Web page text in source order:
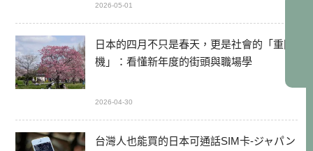
2026-05-01
日本的四月不只是春天，更是社會的「重開
機」：看懂新年度的街頭與職場學
2026-04-30
台灣人也能買的日本可通話SIM卡-ジャパン